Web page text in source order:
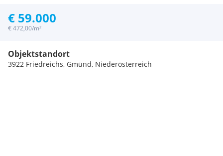
€ 59.000
€ 472,00/m²
Objektstandort
3922 Friedreichs, Gmünd, Niederösterreich